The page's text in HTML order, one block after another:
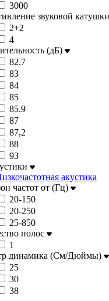
3000
звуковой
2+2
4
(дБ)
82.7
83
84
85
85.9
87
87,2
88
93
акустика
частот от (Гц)
20-150
20-250
25-850
полос
1
динамика (См/Дюймы)
25
30
38